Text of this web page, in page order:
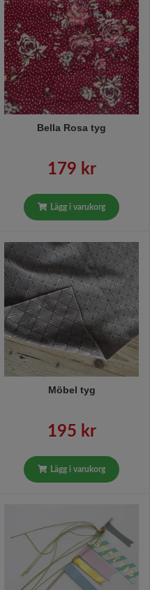
Bella Rosa tyg
179 kr
Lägg i varukorg
Möbel tyg
195 kr
Lägg i varukorg